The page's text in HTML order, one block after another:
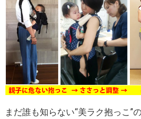
まだ誰も知らない“美ラク抱っこ”